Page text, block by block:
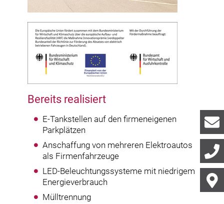
Bereits realisiert
E-Tankstellen auf den firmeneigenen
Parkplätzen
Anschaffung von mehreren Elektroautos
als Firmenfahrzeuge
LED-Beleuchtungssysteme mit niedrigem
Energieverbrauch
Mülltrennung